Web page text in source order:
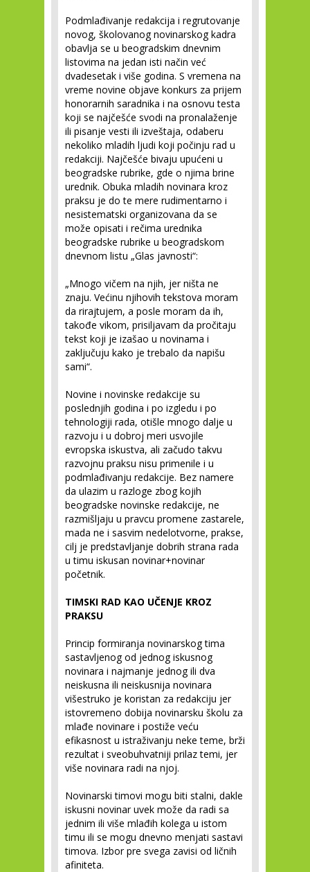
Podmlađivanje redakcija i regrutovanje
novog, školovanog novinarskog kadra
obavlja se u beogradskim dnevnim
listovima na jedan isti način već
dvadesetak i više godina. S vremena na
vreme novine objave konkurs za prijem
honorarnih saradnika i na osnovu testa
koji se najčešće svodi na pronalaženje
ili pisanje vesti ili izveštaja, odaberu
nekoliko mladih ljudi koji počinju rad u
redakciji. Najčešće bivaju upućeni u
beogradske rubrike, gde o njima brine
urednik. Obuka mladih novinara kroz
praksu je do te mere rudimentarno i
nesistematski organizovana da se
može opisati i rečima urednika
beogradske rubrike u beogradskom
dnevnom listu „Glas javnosti“:
„Mnogo vičem na njih, jer ništa ne
znaju. Većinu njihovih tekstova moram
da rirajtujem, a posle moram da ih,
takođe vikom, prisiljavam da pročitaju
tekst koji je izašao u novinama i
zaključuju kako je trebalo da napišu
sami“.
Novine i novinske redakcije su
poslednjih godina i po izgledu i po
tehnologiji rada, otišle mnogo dalje u
razvoju i u dobroj meri usvojile
evropska iskustva, ali začudo takvu
razvojnu praksu nisu primenile i u
podmlađivanju redakcije. Bez namere
da ulazim u razloge zbog kojih
beogradske novinske redakcije, ne
razmišljaju u pravcu promene zastarele,
mada ne i sasvim nedelotvorne, prakse,
cilj je predstavljanje dobrih strana rada
u timu iskusan novinar+novinar
početnik.
TIMSKI RAD KAO UČENJE KROZ
PRAKSU
Princip formiranja novinarskog tima
sastavljenog od jednog iskusnog
novinara i najmanje jednog ili dva
neiskusna ili neiskusnija novinara
višestruko je koristan za redakciju jer
istovremeno dobija novinarsku školu za
mlađe novinare i postiže veću
efikasnost u istraživanju neke teme, brži
rezultat i sveobuhvatniji prilaz temi, jer
više novinara radi na njoj.
Novinarski timovi mogu biti stalni, dakle
iskusni novinar uvek može da radi sa
jednim ili više mlađih kolega u istom
timu ili se mogu dnevno menjati sastavi
timova. Izbor pre svega zavisi od ličnih
afiniteta.